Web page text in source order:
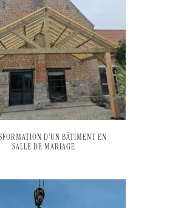
D’UN BÂTIMENT EN
SALLE DE MARIAGE